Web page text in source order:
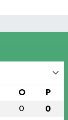
O P
0 0